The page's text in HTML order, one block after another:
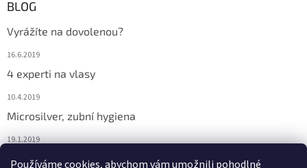
Používáme cookies, abychom vám umožnili pohodlné
BLOG
Vyrážíte na dovolenou?
16.6.2019
4 experti na vlasy
10.4.2019
Microsilver, zubní hygiena
19.1.2019
Nemáte překyselený organismus?